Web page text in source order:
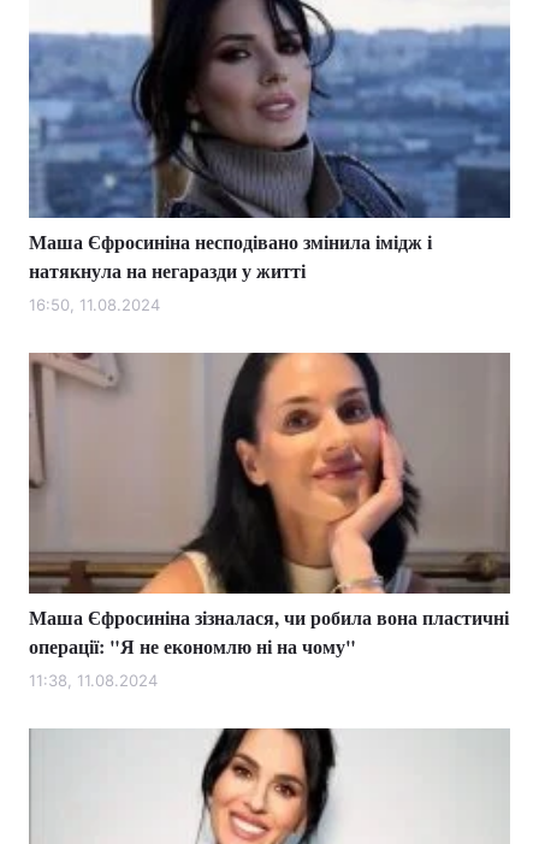
Маша Єфросиніна несподівано змінила імідж і
натякнула на негаразди у житті
16:50, 11.08.2024
Маша Єфросиніна зізналася, чи робила вона пластичні
операції: "Я не економлю ні на чому"
11:38, 11.08.2024